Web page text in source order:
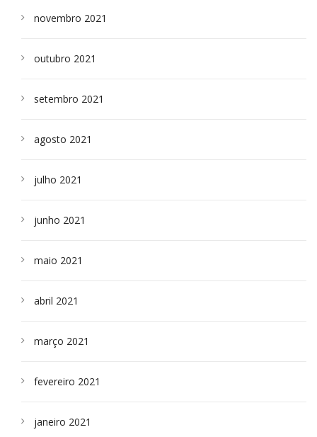
novembro 2021
outubro 2021
setembro 2021
agosto 2021
julho 2021
junho 2021
maio 2021
abril 2021
março 2021
fevereiro 2021
janeiro 2021